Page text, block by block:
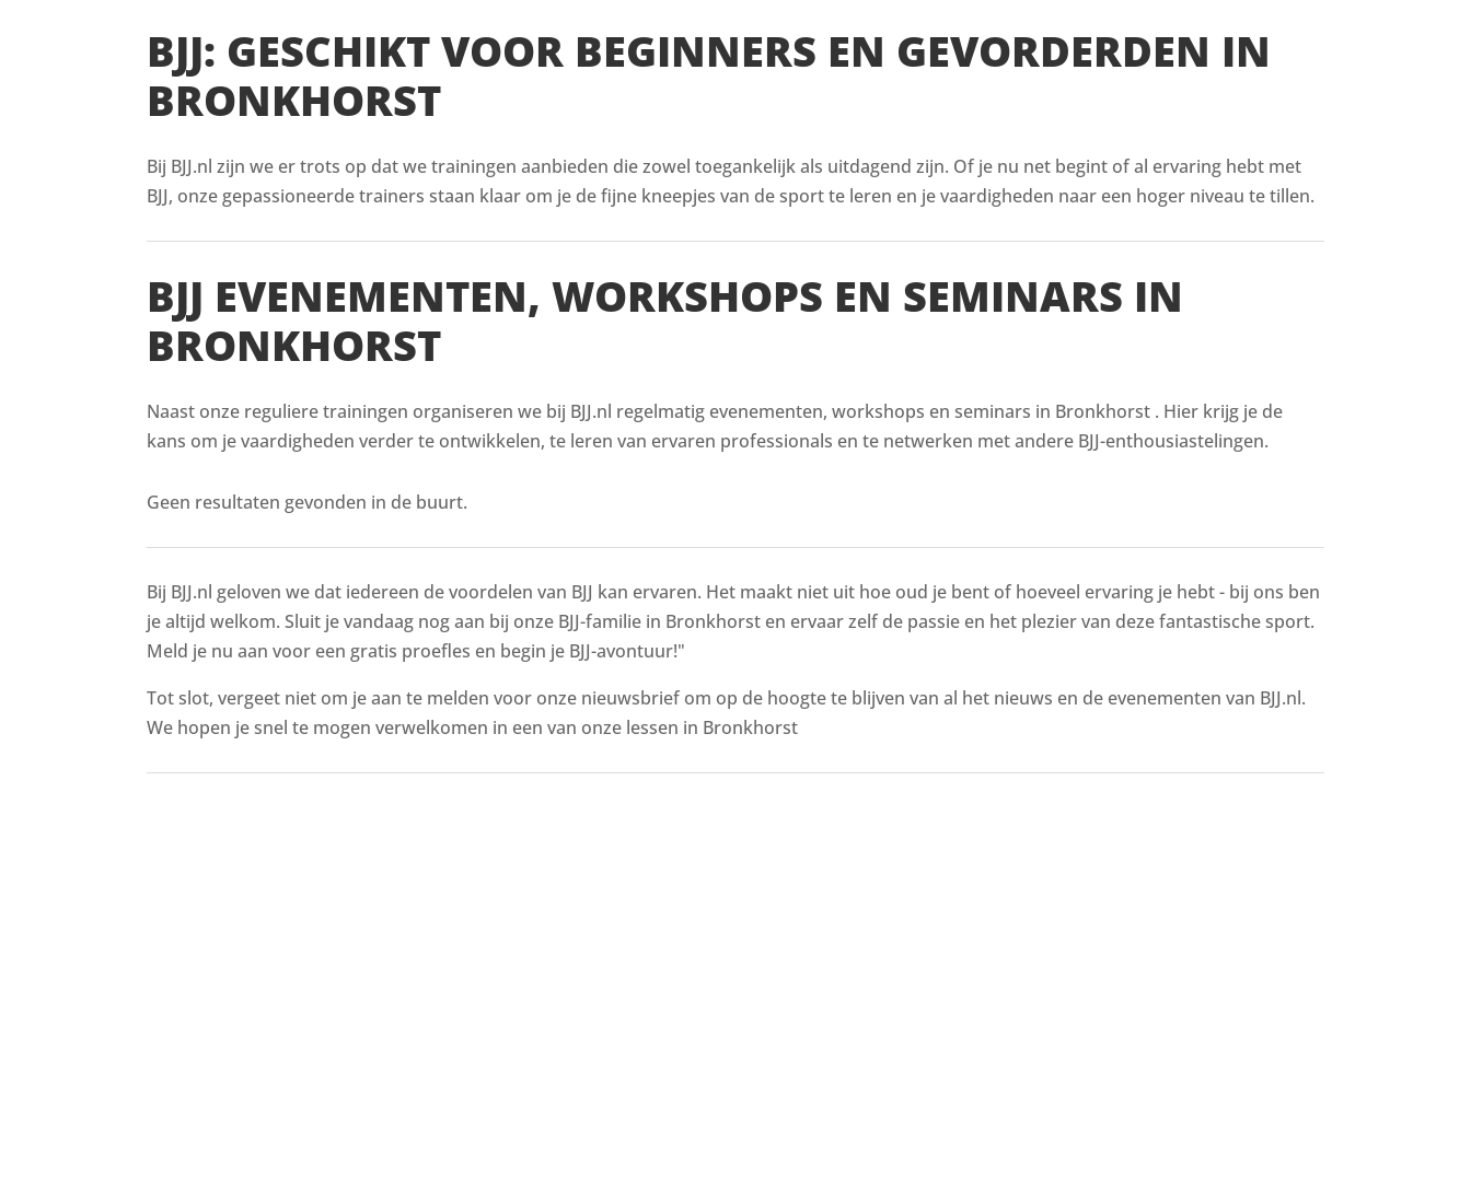
BJJ: GESCHIKT VOOR BEGINNERS EN GEVORDERDEN IN
BRONKHORST
Bij BJJ.nl zijn we er trots op dat we trainingen aanbieden die zowel toegankelijk als uitdagend zijn. Of je nu net begint of al ervaring hebt met
BJJ, onze gepassioneerde trainers staan klaar om je de fijne kneepjes van de sport te leren en je vaardigheden naar een hoger niveau te tillen.
BJJ EVENEMENTEN, WORKSHOPS EN SEMINARS IN
BRONKHORST
Naast onze reguliere trainingen organiseren we bij BJJ.nl regelmatig evenementen, workshops en seminars in Bronkhorst . Hier krijg je de
kans om je vaardigheden verder te ontwikkelen, te leren van ervaren professionals en te netwerken met andere BJJ-enthousiastelingen.
Geen resultaten gevonden in de buurt.
Bij BJJ.nl geloven we dat iedereen de voordelen van BJJ kan ervaren. Het maakt niet uit hoe oud je bent of hoeveel ervaring je hebt - bij ons ben
je altijd welkom. Sluit je vandaag nog aan bij onze BJJ-familie in Bronkhorst en ervaar zelf de passie en het plezier van deze fantastische sport.
Meld je nu aan voor een gratis proefles en begin je BJJ-avontuur!"
Tot slot, vergeet niet om je aan te melden voor onze nieuwsbrief om op de hoogte te blijven van al het nieuws en de evenementen van BJJ.nl.
We hopen je snel te mogen verwelkomen in een van onze lessen in Bronkhorst